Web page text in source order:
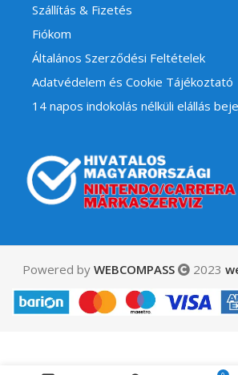
Szállítás & Fizetés
Fiókom
Általános Szerződési Feltételek
Adatvédelem és Cookie Tájékoztató
14 napos indokolás nélküli elállás
Powered by WEBCOMPASS 2023
7,990Ft